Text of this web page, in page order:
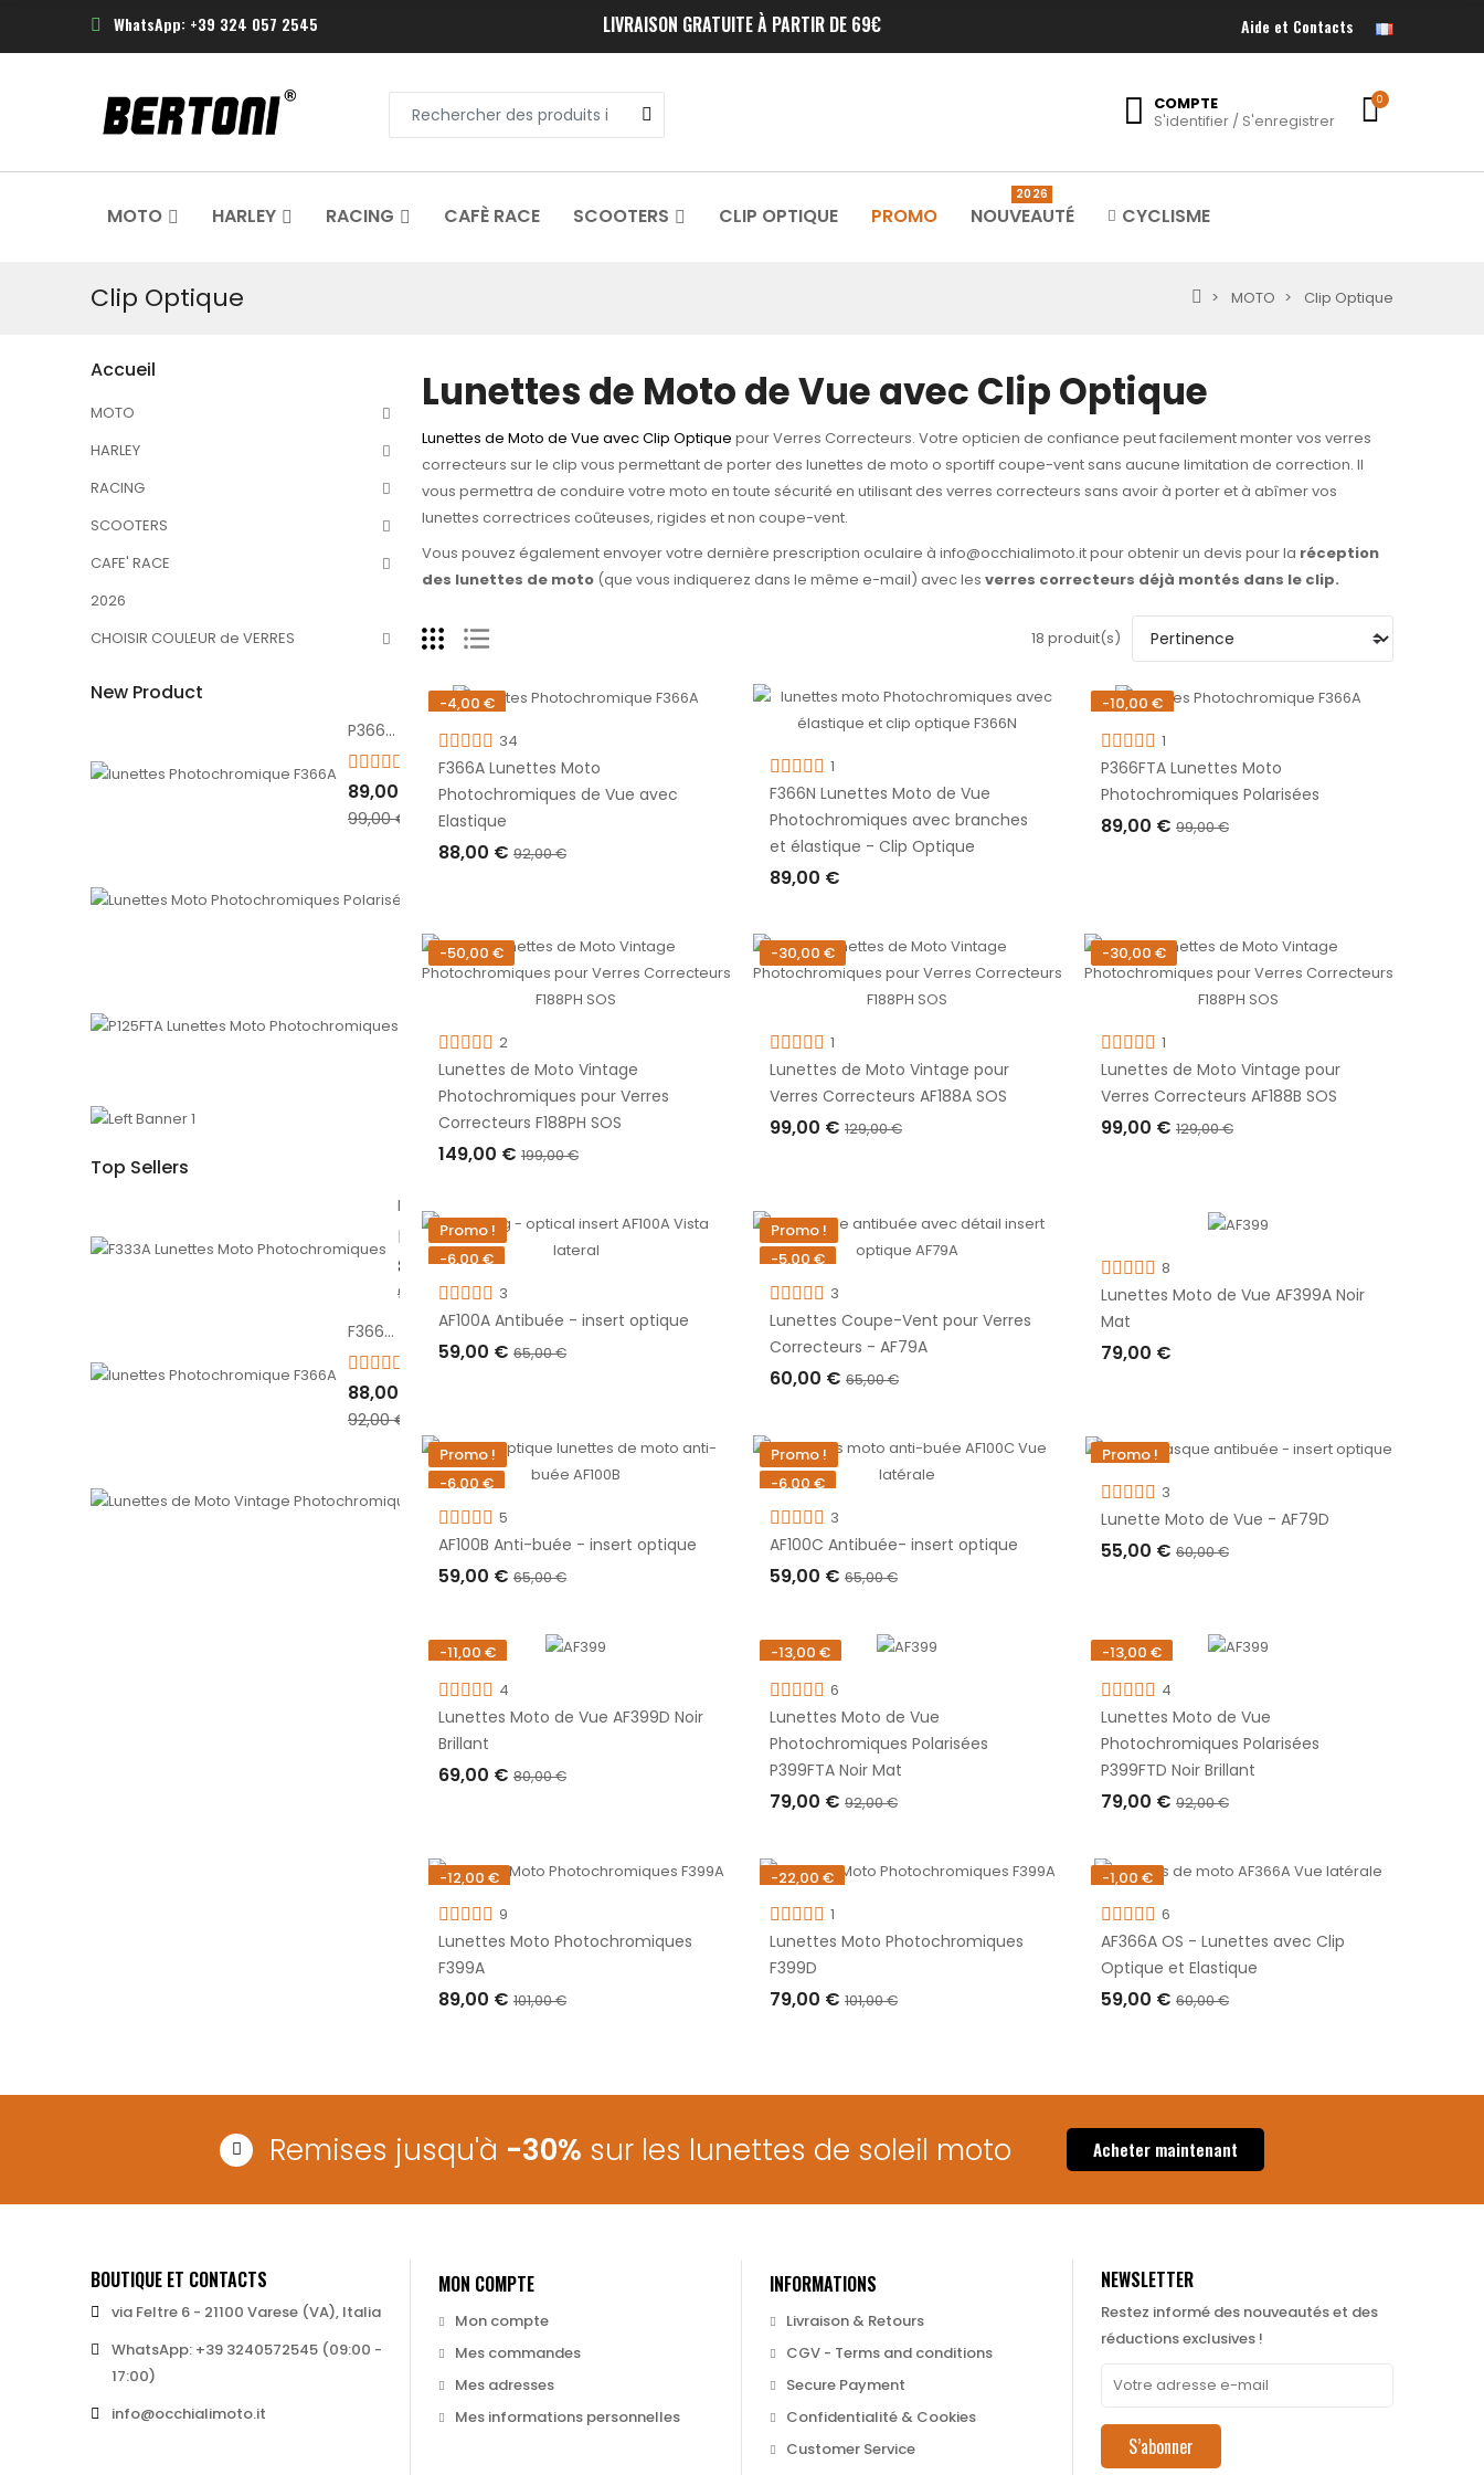
WhatsApp: +39 324 057 2545 LIVRAISON GRATUITE À PARTIR DE 69€ Aide et Contacts
COMPTE
S'identifier / S'enregistrer
0
MOTO HARLEY RACING CAFÈ RACE SCOOTERS CLIP OPTIQUE PROMO NOUVEAUTÉ
2026
CYCLISME
Clip Optique MOTO Clip Optique
Accueil
MOTO
HARLEY
RACING
SCOOTERS
CAFE' RACE
2026
CHOISIR COULEUR de VERRES
New Product
P366FTA Lunettes Moto Photochromiques Polarisées
89,00 €
99,00 €
Lunettes Moto Photochromiques Polarisées P333FTA
99,00 €
P125FTA Lunettes Moto Photochromiques Polarisées
79,00 €
99,00 €
Top Sellers
15
85,00 €
90,00 €
F366A Lunettes Moto Photochromiques de Vue avec Elastique
88,00 €
92,00 €
Lunettes de Moto Vintage Photochromiques pour Verres Correcteurs F188PH SOS
2
149,00 €
Lunettes de Moto de Vue avec Clip Optique
Lunettes de Moto de Vue avec Clip Optique pour Verres Correcteurs. Votre opticien de confiance peut facilement monter vos verres
correcteurs sur le clip vous permettant de porter des lunettes de moto o sportiff coupe-vent sans aucune limitation de correction. Il
vous permettra de conduire votre moto en toute sécurité en utilisant des verres correcteurs sans avoir à porter et à abîmer vos
lunettes correctrices coûteuses, rigides et non coupe-vent.
Vous pouvez également envoyer votre dernière prescription oculaire à info@occhialimoto.it pour obtenir un devis pour la réception
des lunettes de moto (que vous indiquerez dans le même e-mail) avec les verres correcteurs déjà montés dans le clip.
18 produit(s)
-4,00 €
34
F366A Lunettes Moto
Photochromiques de Vue avec
Elastique
88,00 € 92,00 €
1
F366N Lunettes Moto de Vue
Photochromiques avec branches
et élastique - Clip Optique
89,00 €
-10,00 €
1
P366FTA Lunettes Moto
Photochromiques Polarisées
89,00 € 99,00 €
-50,00 €
2
Lunettes de Moto Vintage
Photochromiques pour Verres
Correcteurs F188PH SOS
149,00 € 199,00 €
-30,00 €
1
Lunettes de Moto Vintage pour
Verres Correcteurs AF188A SOS
99,00 € 129,00 €
-30,00 €
1
Lunettes de Moto Vintage pour
Verres Correcteurs AF188B SOS
99,00 € 129,00 €
Promo !
-6,00 €
3
AF100A Antibuée - insert optique
59,00 € 65,00 €
Promo !
-5,00 €
3
Lunettes Coupe-Vent pour Verres
Correcteurs - AF79A
60,00 € 65,00 €
8
Lunettes Moto de Vue AF399A Noir
Mat
79,00 €
Promo !
-6,00 €
Rupture de stock
5
AF100B Anti-buée - insert optique
59,00 € 65,00 €
Promo !
-6,00 €
Rupture de stock
3
AF100C Antibuée- insert optique
59,00 € 65,00 €
Promo !
-5,00 €
Rupture de stock
3
Lunette Moto de Vue - AF79D
55,00 € 60,00 €
-11,00 €
Rupture de stock
4
Lunettes Moto de Vue AF399D Noir
Brillant
69,00 € 80,00 €
-13,00 €
Rupture de stock
6
Lunettes Moto de Vue
Photochromiques Polarisées
P399FTA Noir Mat
79,00 € 92,00 €
-13,00 €
Rupture de stock
4
Lunettes Moto de Vue
Photochromiques Polarisées
P399FTD Noir Brillant
79,00 € 92,00 €
-12,00 €
Rupture de stock
9
Lunettes Moto Photochromiques
F399A
89,00 € 101,00 €
-22,00 €
Rupture de stock
1
Lunettes Moto Photochromiques
F399D
79,00 € 101,00 €
-1,00 €
Rupture de stock
6
AF366A OS - Lunettes avec Clip
Optique et Elastique
59,00 € 60,00 €
Remises jusqu'à -30% sur les lunettes de soleil moto​ Acheter maintenant
BOUTIQUE ET CONTACTS
via Feltre 6 - 21100 Varese (VA), Italia
WhatsApp: +39 3240572545 (09:00 -
17:00)
info@occhialimoto.it
MON COMPTE
Mon compte
Mes commandes
Mes adresses
Mes informations personnelles
INFORMATIONS
Livraison & Retours
CGV - Terms and conditions
Secure Payment
Confidentialité & Cookies
Customer Service
NEWSLETTER
Restez informé des nouveautés et des
réductions exclusives !
S’abonner